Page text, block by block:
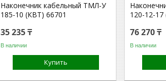
Наконечник кабельный ТМЛ-У
185-10 (КВТ) 66701
35 235 ₸
В наличии
Купить
120-12-17
76 270 ₸
В наличии